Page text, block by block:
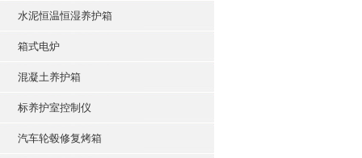
水泥恒温恒湿养护箱
箱式电炉
混凝土养护箱
标养护室控制仪
汽车轮毂修复烤箱